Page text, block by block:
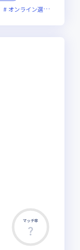
オンライン選考可
マッチ率